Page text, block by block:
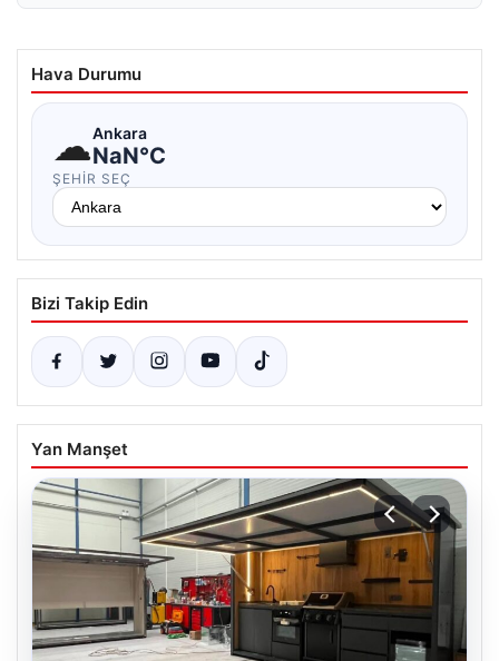
Hava Durumu
☁Ankara
NaN°C
ŞEHIR SEÇ
Bizi Takip Edin
Yan Manşet